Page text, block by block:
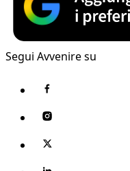
Segui Avvenire su